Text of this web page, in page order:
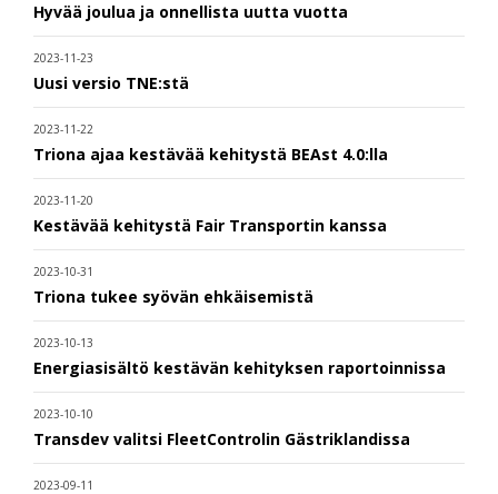
Hyvää joulua ja onnellista uutta vuotta
2023-11-23
Uusi versio TNE:stä
2023-11-22
Triona ajaa kestävää kehitystä BEAst 4.0:lla
2023-11-20
Kestävää kehitystä Fair Transportin kanssa
2023-10-31
Triona tukee syövän ehkäisemistä
2023-10-13
Energiasisältö kestävän kehityksen raportoinnissa
2023-10-10
Transdev valitsi FleetControlin Gästriklandissa
2023-09-11